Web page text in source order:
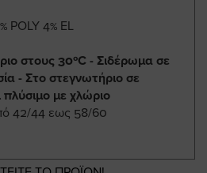
POLY 4% EL
στους 30ºC - Σιδέρωμα σε
- Στο στεγνωτήριο σε
με χλώριο
42/44 εως 58/60